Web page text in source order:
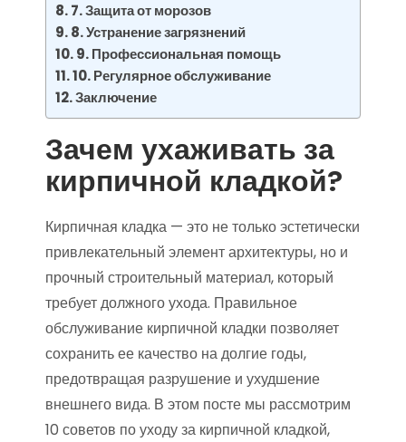
7. Защита от морозов
8. Устранение загрязнений
9. Профессиональная помощь
10. Регулярное обслуживание
Заключение
Зачем ухаживать за
кирпичной кладкой?
Кирпичная кладка — это не только эстетически
привлекательный элемент архитектуры, но и
прочный строительный материал, который
требует должного ухода. Правильное
обслуживание кирпичной кладки позволяет
сохранить ее качество на долгие годы,
предотвращая разрушение и ухудшение
внешнего вида. В этом посте мы рассмотрим
10 советов по уходу за кирпичной кладкой,